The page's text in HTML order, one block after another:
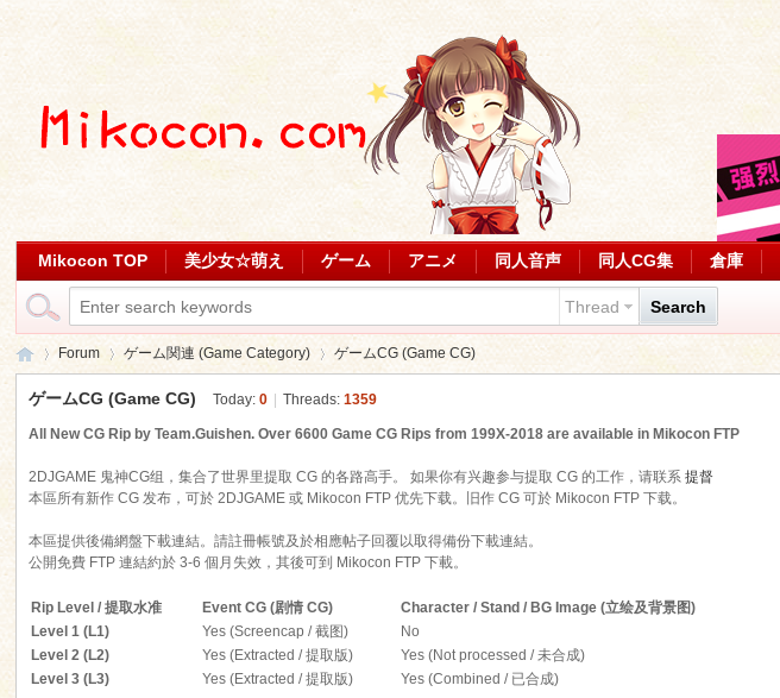
Mikocon TOP 美少女☆萌え ゲーム アニメ 同人音声 同人CG集 倉庫
Thread Search
Forum ゲーム関連 (Game Category) ゲームCG (Game CG)
ゲームCG (Game CG) Today:0 Threads:1359
All New CG Rip by Team.Guishen. Over 6600 Game CG Rips from 199X-2018 are available in Mikocon FTP
2DJGAME 鬼神CG组，集合了世界里提取 CG 的各路高手。 如果你有兴趣参与提取 CG 的工作，请联系提督
本區所有新作 CG 发布，可於 2DJGAME 或 Mikocon FTP 优先下载。旧作 CG 可於 Mikocon FTP 下载。
本區提供後備網盤下載連結。請註冊帳號及於相應帖子回覆以取得備份下載連結。
公開免費 FTP 連結約於 3-6 個月失效，其後可到 Mikocon FTP 下載。
Rip Level / 提取水准 Event CG (剧情 CG)
Character / Stand / BG Image (立绘及背景图)
Level 1 (L1)
Yes (Screencap / 截图)
No
Level 2 (L2)
Yes (Extracted / 提取版)
Yes (Not processed / 未合成)
Level 3 (L3)
Yes (Extracted / 提取版) Yes (Combined / 已合成)